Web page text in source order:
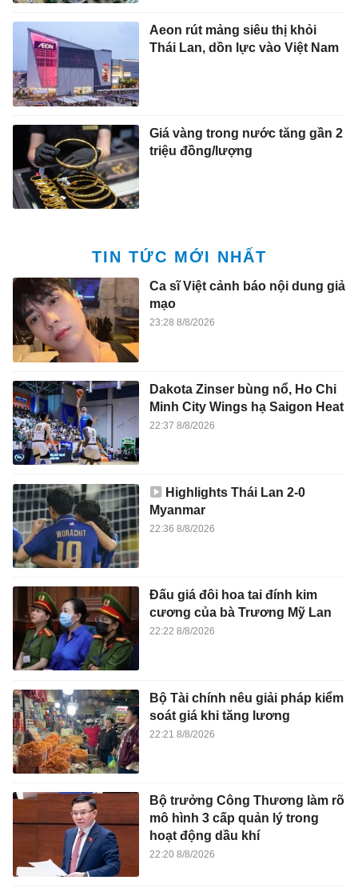
Aeon rút mảng siêu thị khỏi
Thái Lan, dồn lực vào Việt Nam
Giá vàng trong nước tăng gần 2
triệu đồng/lượng
TIN TỨC MỚI NHẤT
Ca sĩ Việt cảnh báo nội dung giả
mạo
23:28 8/8/2026
Dakota Zinser bùng nổ, Ho Chi
Minh City Wings hạ Saigon Heat
22:37 8/8/2026
Highlights Thái Lan 2-0
Myanmar
22:36 8/8/2026
Đấu giá đôi hoa tai đính kim
cương của bà Trương Mỹ Lan
22:22 8/8/2026
Bộ Tài chính nêu giải pháp kiểm
soát giá khi tăng lương
22:21 8/8/2026
Bộ trưởng Công Thương làm rõ
mô hình 3 cấp quản lý trong
hoạt động dầu khí
22:20 8/8/2026